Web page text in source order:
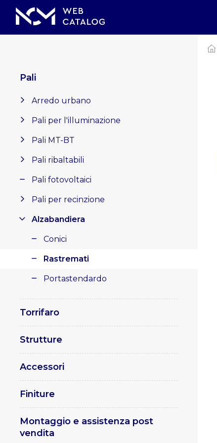
Pali
Arredo urbano
Pali per l'illuminazione
Pali MT-BT
Pali ribaltabili
Pali fotovoltaici
Pali per recinzione
Alzabandiera
Conici
Rastremati
Portastendardo
Torrifaro
Strutture
Accessori
Finiture
Montaggio e assistenza post
vendita